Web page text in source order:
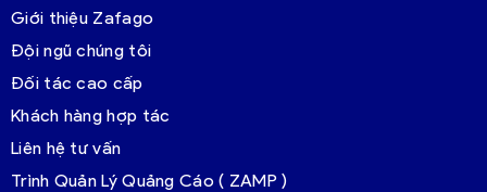
Giới thiệu Zafago
Đội ngũ chúng tôi
Đối tác cao cấp
Khách hàng hợp tác
Liên hệ tư vấn
Trình Quản Lý Quảng Cáo ( ZAMP )